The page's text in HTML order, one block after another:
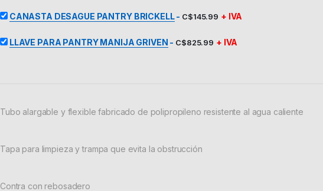
CANASTA DESAGUE PANTRY BRICKELL- C$145.99 + IVA
LLAVE PARA PANTRY MANIJA GRIVEN - C$825.99 + IVA
Tubo alargable y flexible fabricado de polipropileno resistente al agua caliente
Tapa para limpieza y trampa que evita la obstrucción
Contra con rebosadero